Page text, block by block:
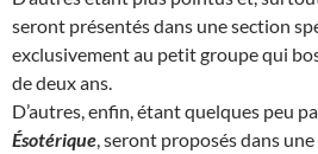
seront présentés dans une section
exclusivement au petit groupe qui
de deux ans.
D’autres, enfin, étant quelques peu
Ésotérique , seront proposés dans